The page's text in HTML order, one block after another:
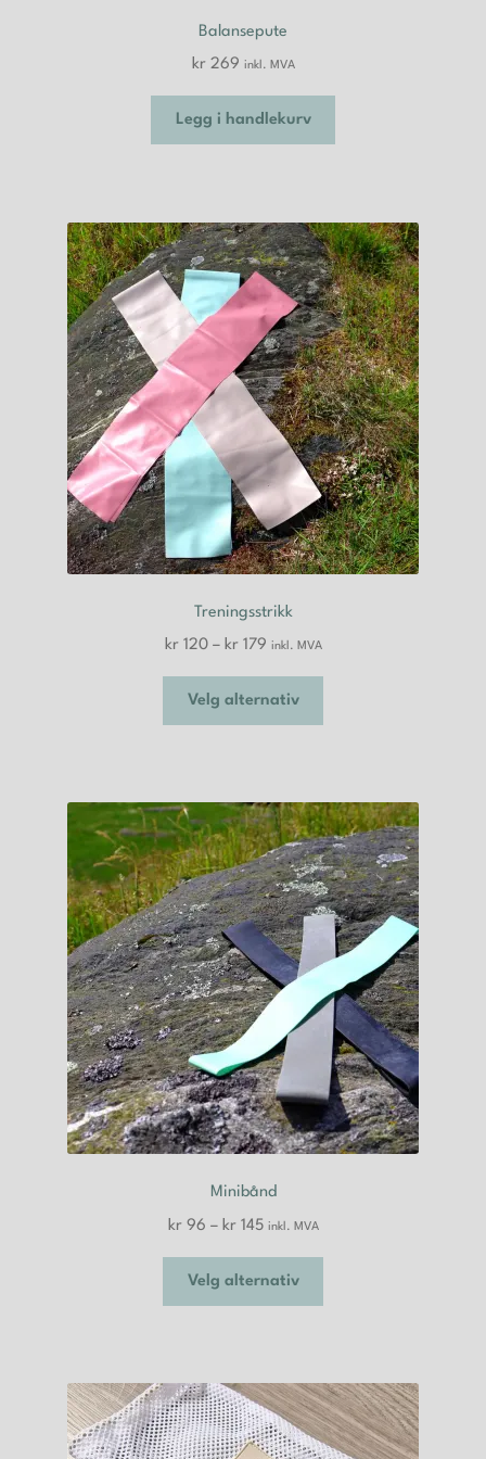
Balansepute
kr269 inkl. MVA
Legg i handlekurv
Treningsstrikk
kr120 – kr179Prisområde:
til
kr 179
inkl. MVA
Velg alternativ
Alternativene
kan
velges
på
produktsiden
Minibånd
kr96 – kr145Prisområde:
til
kr 145
inkl. MVA
Velg alternativ
Alternativene
kan